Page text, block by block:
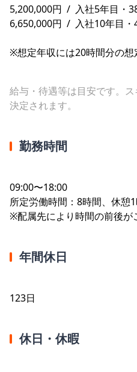
5,200,000円 / 入社5年目・
6,650,000円 / 入社10年目・
※想定年収には20時間分の想
給与・待遇等は目安です。
決定されます。
勤務時間
09:00〜18:00
所定労働時間：8時間、休憩
※配属先により時間の前後が
年間休日
123日
休日・休暇